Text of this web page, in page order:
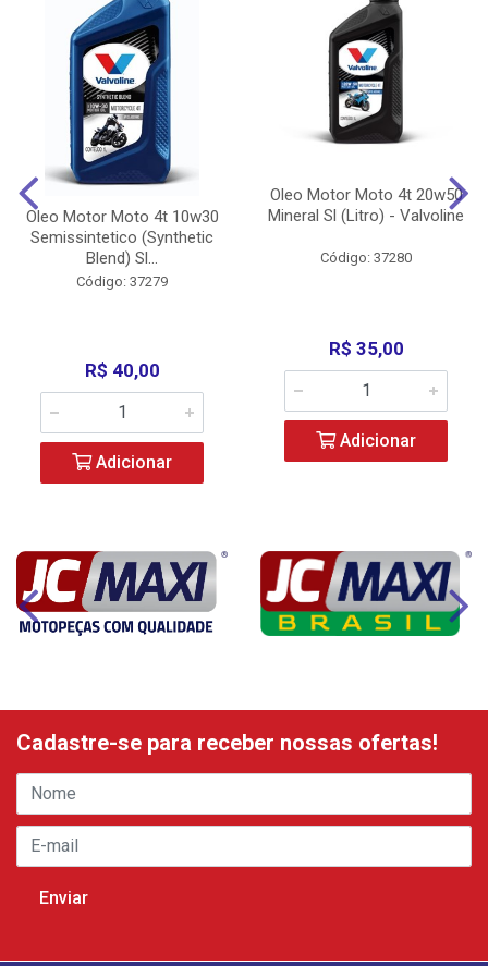
Oleo Motor Moto 4t 10w30
Semissintetico (Synthetic
Blend) Sl...
Código: 37279
R$ 40,00
Adicionar
Oleo Motor Moto 4t 20w50
Mineral Sl (Litro) - Valvoline
Código: 37280
R$ 35,00
Adicionar
Cadastre-se para receber nossas ofertas!